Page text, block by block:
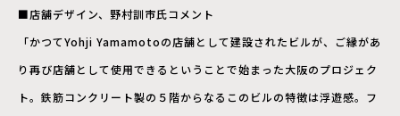
■店舗デザイン、野村訓市氏コメント
「かつてYohji Yamamotoの店舗として建設されたビルが、ご縁があ
り再び店舗として使用できるということで始まった大阪のプロジェク
ト。鉄筋コンクリート製の５階からなるこのビルの特徴は浮遊感。フ